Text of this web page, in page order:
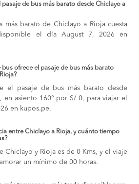
pasaje de bus más barato desde Chiclayo a
más barato de Chiclayo a Rioja cuesta
el día August 7, 2026 en
bus ofrece el pasaje de bus más barato
el pasaje de bus más barato desde
en asiento 160° por S/ 0, para viajar el
en kupos.pe.
entre Chiclayo a Rioja, y cuánto tiempo
Chiclayo y Rioja es de 0 Kms, y el viaje
un mínimo de 00 horas.